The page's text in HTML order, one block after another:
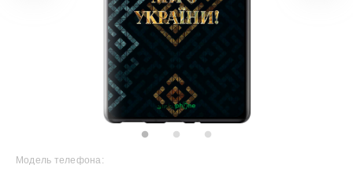
Модель телефона: